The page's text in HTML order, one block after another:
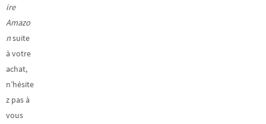
ire
Amazo
nsuite
à votre
achat,
n’hésite
z pas à
vous